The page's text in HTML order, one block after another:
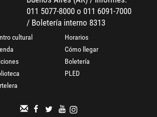
011 5077-8000 o 011 6091-7000
/ Boletería interno 8313
cultural
Horarios
Cómo llegar
Boletería
PLED